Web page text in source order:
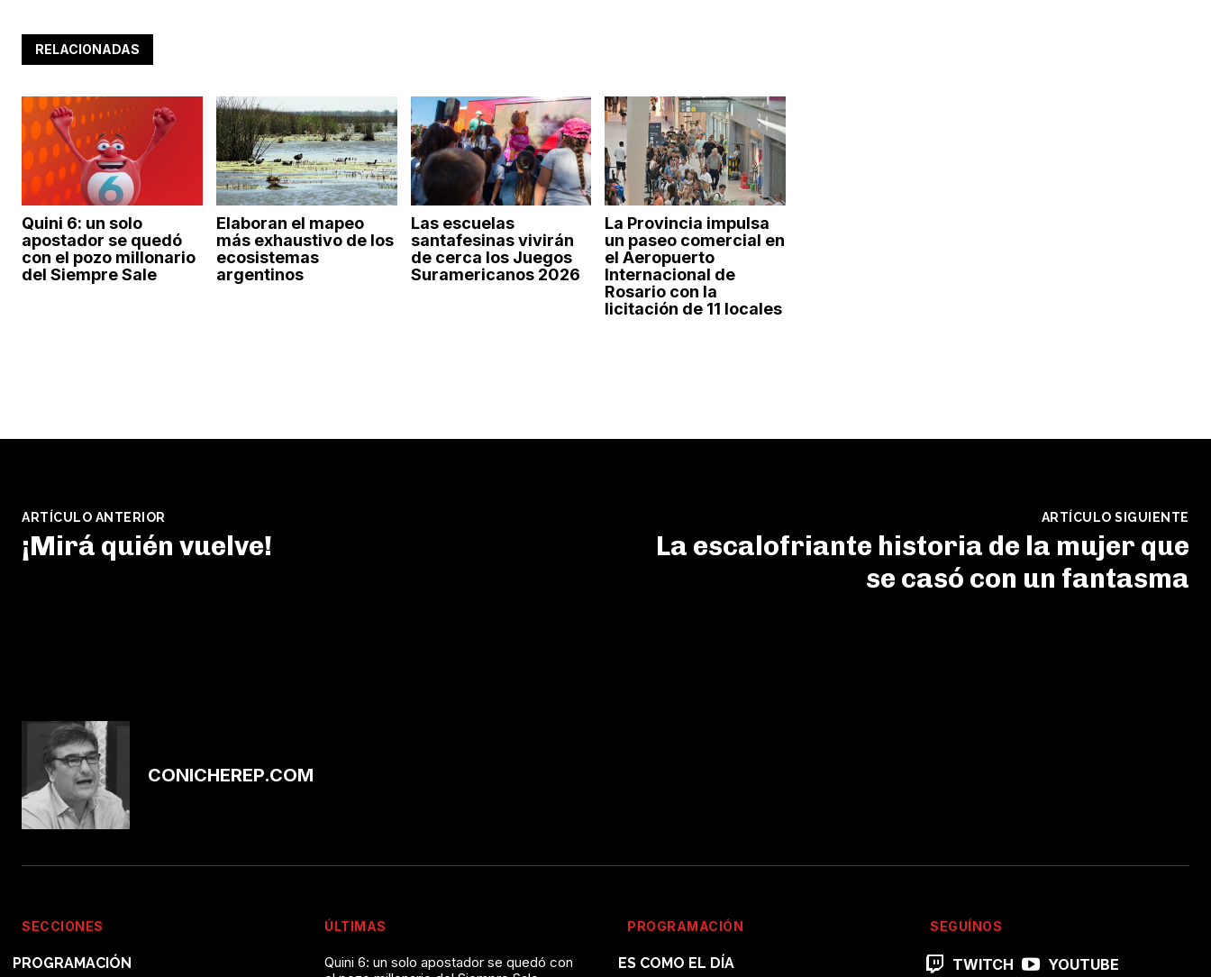
RELACIONADAS
Quini 6: un solo
apostador se quedó
con el pozo millonario
del Siempre Sale
Elaboran el mapeo
más exhaustivo de los
ecosistemas
argentinos
Las escuelas
santafesinas vivirán
de cerca los Juegos
Suramericanos 2026
La Provincia impulsa
un paseo comercial en
el Aeropuerto
Internacional de
Rosario con la
licitación de 11 locales
ARTÍCULO ANTERIOR
¡Mirá quién vuelve!
ARTÍCULO SIGUIENTE
La escalofriante historia de la mujer que
se casó con un fantasma
CONICHEREP.COM
SECCIONES
PROGRAMACIÓN
ÚLTIMAS
Quini 6: un solo apostador se quedó con
PROGRAMACIÓN
ES COMO EL DÍA
SEGUÍNOS
TWITCH YOUTUBE